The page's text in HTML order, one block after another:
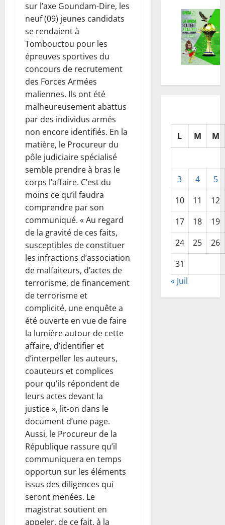
sur l’axe Goundam-Dire, les
neuf (09) jeunes candidats
se rendaient à
Tombouctou pour les
épreuves sportives du
concours de recrutement
des Forces Armées
maliennes. Ils ont été
malheureusement abattus
par des individus armés
non encore identifiés. En la
matière, le Procureur du
pôle judiciaire spécialisé
semble prendre à bras le
corps l’affaire. C’est du
moins ce qu’il faudra
comprendre par son
communiqué. « Au regard
de la gravité de ces faits,
susceptibles de constituer
les infractions d’association
de malfaiteurs, d’actes de
terrorisme, de financement
de terrorisme et
complicité, une enquête a
été ouverte en vue de faire
la lumière autour de cette
affaire, d’identifier et
d’interpeller les auteurs,
coauteurs et complices
pour qu’ils répondent de
leurs actes devant la
justice », lit-on dans le
document d’une page.
Aussi, le Procureur de la
République rassure qu’il
communiquera en temps
opportun sur les éléments
issus des diligences qui
seront menées. Le
magistrat soutient en
appeler, de ce fait, à la
L M M
3 4
5
10
11
12
17
18
19
24
25
26
31
« Juil